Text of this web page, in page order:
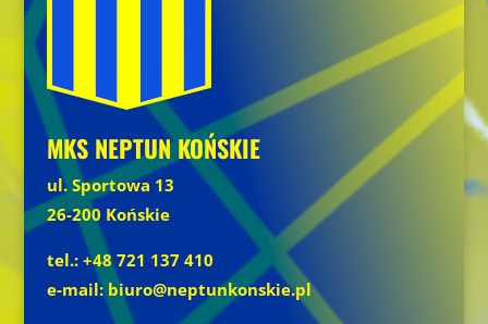
MKS NEPTUN KOŃSKIE
ul. Sportowa 13
26-200 Końskie
tel.: +48 721 137 410
e-mail: biuro@neptunkonskie.pl